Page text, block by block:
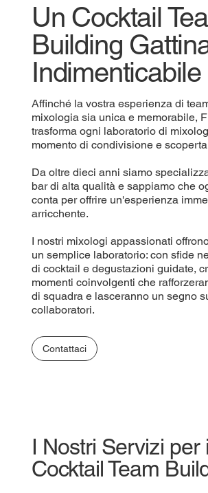
Un Cocktail
Building
Indimenticabile
Affinché la vostra esperienza di
mixologia sia unica e memorabile,
trasforma ogni laboratorio di
momento di condivisione e
Da oltre dieci anni siamo
bar di alta qualità e sappiamo che
conta per offrire un'esperienza
arricchente.
I nostri mixologi appassionati
un semplice laboratorio: con sfide
di cocktail e degustazioni guidate,
momenti coinvolgenti che
di squadra e lasceranno un segno
collaboratori.
Contattaci
I Nostri Servizi per
Cocktail Team